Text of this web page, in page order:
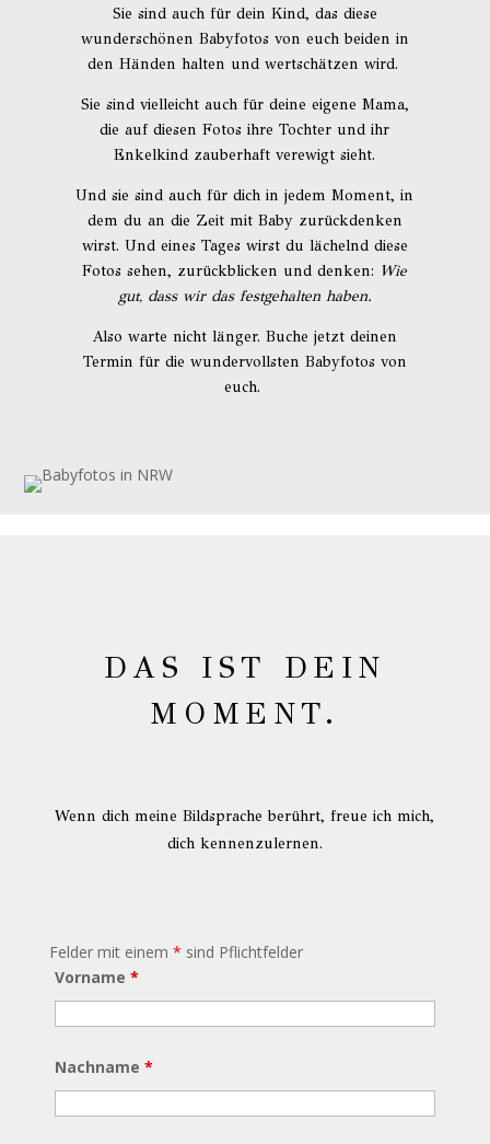
Sie sind auch für dein Kind, das diese
wunderschönen Babyfotos von euch beiden in
den Händen halten und wertschätzen wird.
Sie sind vielleicht auch für deine eigene Mama,
die auf diesen Fotos ihre Tochter und ihr
Enkelkind zauberhaft verewigt sieht.
Und sie sind auch für dich in jedem Moment, in
dem du an die Zeit mit Baby zurückdenken
wirst. Und eines Tages wirst du lächelnd diese
Fotos sehen, zurückblicken und denken: Wie
gut, dass wir das festgehalten haben.
Also warte nicht länger. Buche jetzt deinen
Termin für die wundervollsten Babyfotos von
euch.
DAS IST DEIN
MOMENT.
Wenn dich meine Bildsprache berührt, freue ich mich,
dich kennenzulernen.
Felder mit einem * sind Pflichtfelder
Vorname *
Nachname *